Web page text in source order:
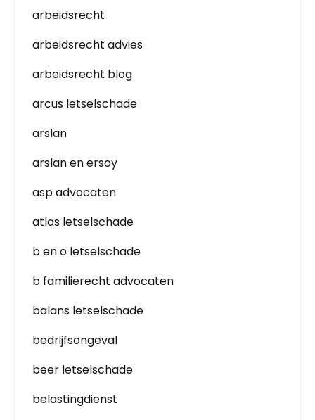
arbeidsrecht
arbeidsrecht advies
arbeidsrecht blog
arcus letselschade
arslan
arslan en ersoy
asp advocaten
atlas letselschade
b en o letselschade
b familierecht advocaten
balans letselschade
bedrijfsongeval
beer letselschade
belastingdienst